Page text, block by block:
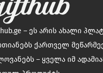
– ეს არის ახალი
ქართველ
– ყველა იმ